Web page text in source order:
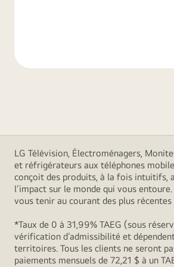
LG Télévision, Électroménagers,
et réfrigérateurs aux téléphones
conçoit des produits, à la fois intuitifs,
l’impact sur le monde qui vous
vous tenir au courant des plus
*Taux de 0 à 31,99% TAEG (sous
vérification d’admissibilité et
territoires. Tous les clients ne seront
paiements mensuels de 72,21 $ à un